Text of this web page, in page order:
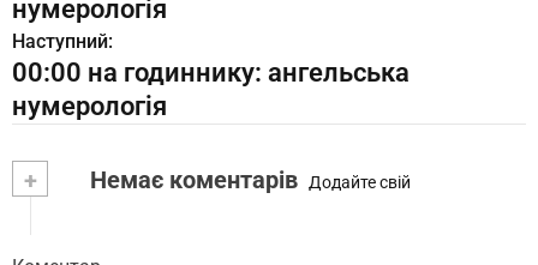
нумерологія
Наступний:
00:00 на годиннику: ангельська
нумерологія
+ Немає коментарів Додайте свій